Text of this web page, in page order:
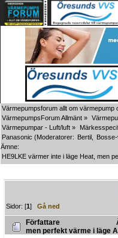
Värmepumpsforum allt om värmepump
VärmepumpsForum Allmänt »
Värmepumpar - Luft/luft »
Panasonic (Moderatorer: Bertil
Ämne:
HE9LKE värmer inte i läge Heat, men
Sidor: [1]Gå ned
Författare
men perfekt värme i läge